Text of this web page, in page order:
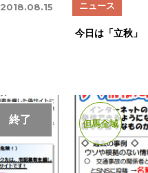
2018.08.15 ニュース
今日は「立秋」
終了 但馬全域